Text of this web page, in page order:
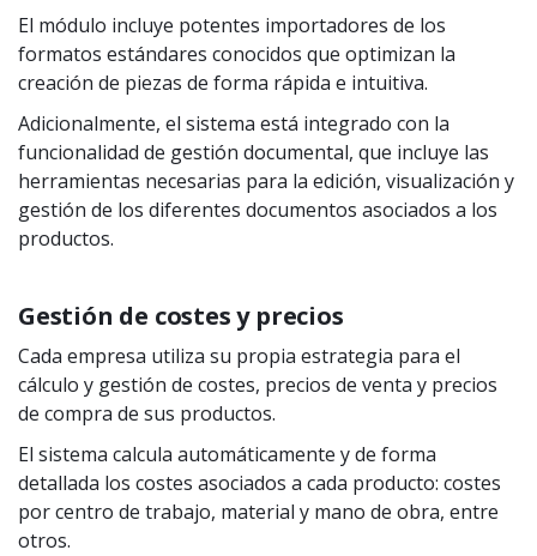
El módulo incluye potentes importadores de los
formatos estándares conocidos que optimizan la
creación de piezas de forma rápida e intuitiva.
Adicionalmente, el sistema está integrado con la
funcionalidad de gestión documental, que incluye las
herramientas necesarias para la edición, visualización y
gestión de los diferentes documentos asociados a los
productos.
Gestión de costes y precios
Cada empresa utiliza su propia estrategia para el
cálculo y gestión de costes, precios de venta y precios
de compra de sus productos.
El sistema calcula automáticamente y de forma
detallada los costes asociados a cada producto: costes
por centro de trabajo, material y mano de obra, entre
otros.